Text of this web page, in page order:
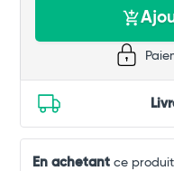
En achetantce